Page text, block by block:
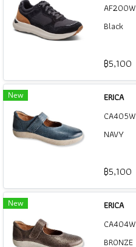
AF200W
Black
฿5,100
New
ERICA
CA405W
NAVY
฿5,100
New
ERICA
CA404W
BRONZE